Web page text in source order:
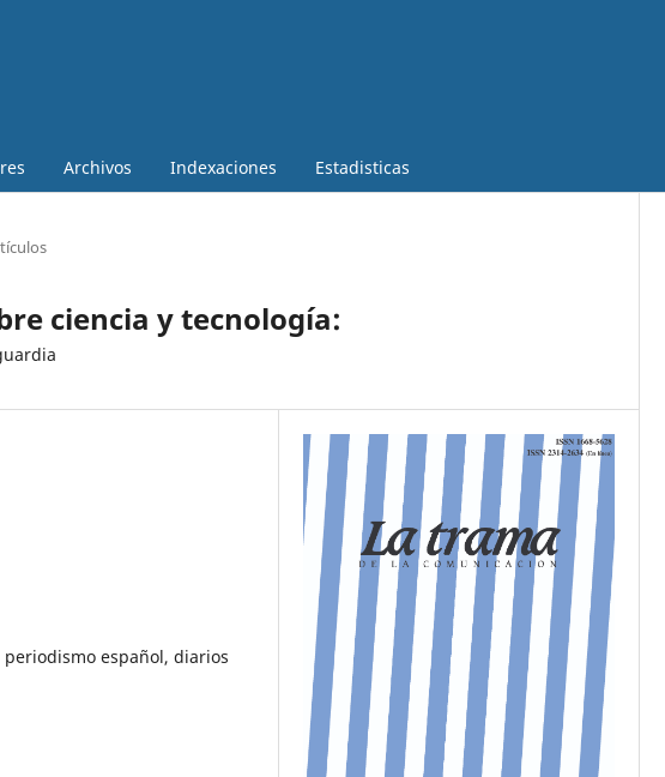
Archivos Indexaciones Estadisticas
ciencia y tecnología:
español, diarios